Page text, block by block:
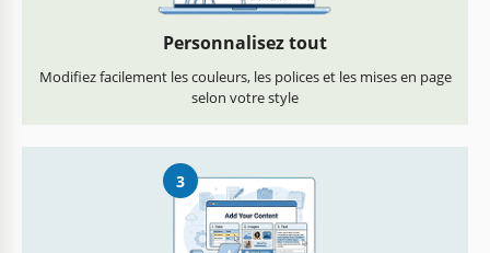
Personnalisez tout
Modifiez facilement les couleurs, les polices et les mises en page
selon votre style
3